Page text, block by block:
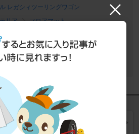
レガシィツーリングワゴン
リア
フロアマット
円